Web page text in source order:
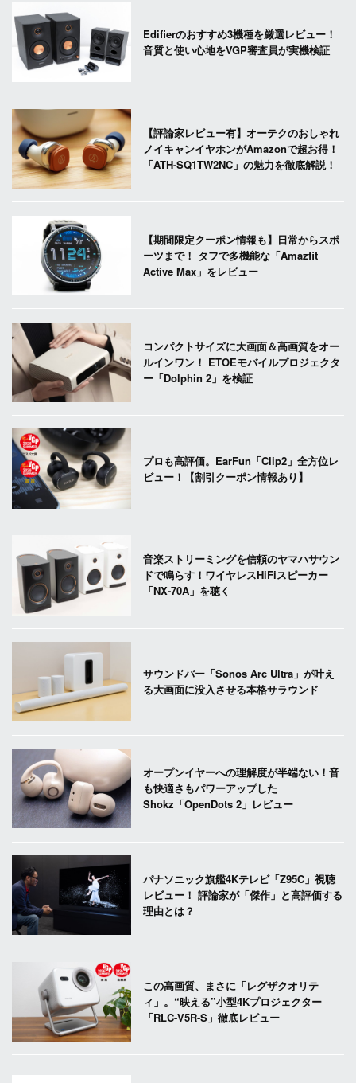
Edifierのおすすめ3機種を厳選レビュー！
音質と使い心地をVGP審査員が実機検証
【評論家レビュー有】オーテクのおしゃれ
ノイキャンイヤホンがAmazonで超お得！
「ATH-SQ1TW2NC」の魅力を徹底解説！
【期間限定クーポン情報も】日常からスポ
ーツまで！ タフで多機能な「Amazfit
Active Max」をレビュー
コンパクトサイズに大画面＆高画質をオー
ルインワン！ ETOEモバイルプロジェクタ
ー「Dolphin 2」を検証
プロも高評価。EarFun「Clip2」全方位レ
ビュー！【割引クーポン情報あり】
音楽ストリーミングを信頼のヤマハサウン
ドで鳴らす！ワイヤレスHiFiスピーカー
「NX-70A」を聴く
サウンドバー「Sonos Arc Ultra」が叶え
る大画面に没入させる本格サラウンド
オープンイヤーへの理解度が半端ない！音
も快適さもパワーアップした
Shokz「OpenDots 2」レビュー
パナソニック旗艦4Kテレビ「Z95C」視聴
レビュー！ 評論家が「傑作」と高評価する
理由とは？
この高画質、まさに「レグザクオリテ
ィ」。“映える”小型4Kプロジェクター
「RLC-V5R-S」徹底レビュー